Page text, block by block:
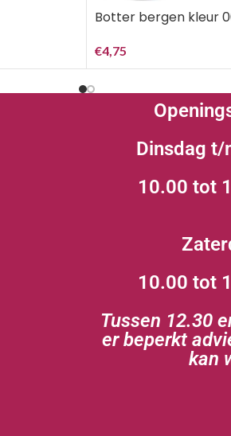
Botter bergen kleur
€4,75
Dinsdag t/
10.00 tot
10.00 tot
Tussen 12.30
er beperkt
kan